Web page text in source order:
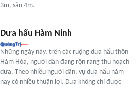
3m, sâu 4m.
Dưa hấu Hàm Ninh
Những ngày này, trên các ruộng dưa hấu thôn
Hàm Hòa, người dân đang rộn ràng thu hoạch
dưa. Theo nhiều người dân, vụ dưa hấu năm
nay có nhiều thuận lợi. Dưa không chỉ được